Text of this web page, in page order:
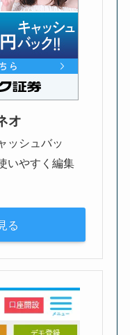
オ
ッシュバッ
いやすく編集
る